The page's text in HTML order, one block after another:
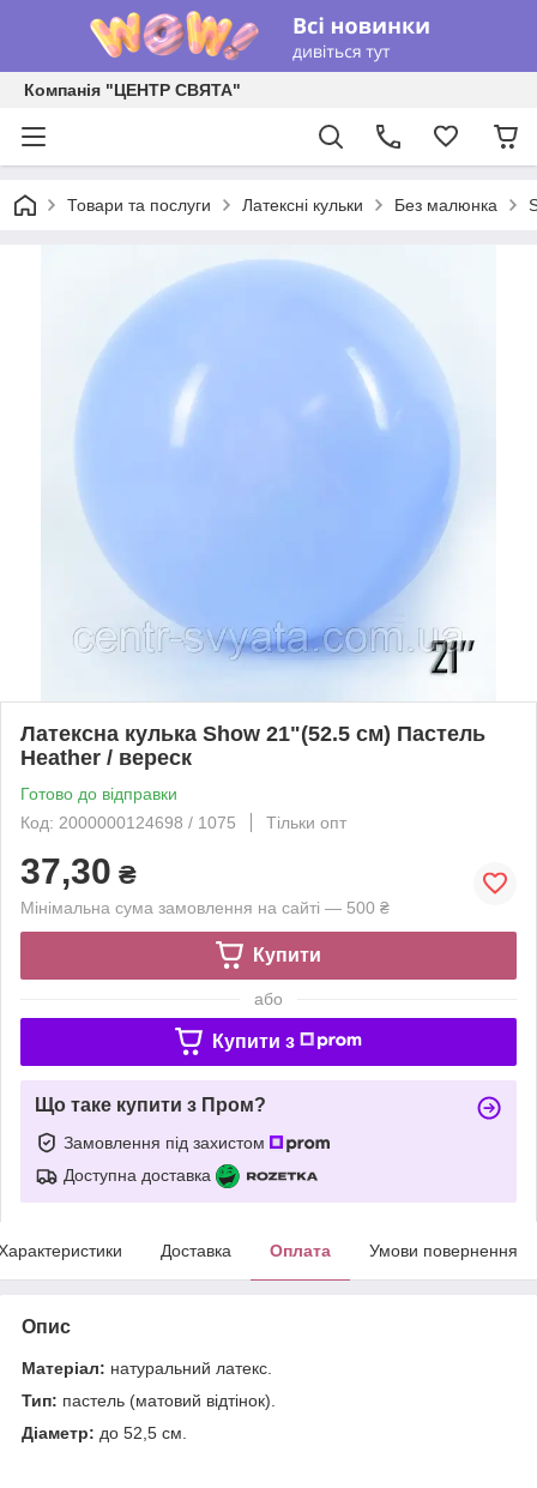
Компанія "ЦЕНТР СВЯТА"
Товари та послуги Латексні кульки Без малюнка
Латексна кулька Show 21"(52.5 см) Пастель
Heather / вереск
Готово до відправки
Код: 2000000124698 / 1075
Тільки опт
37,30 ₴
Мінімальна сума замовлення на сайті — 500 ₴
Купити
або
Купити з
Що таке купити з Пром?
Замовлення під захистом
Доступна доставка
Доставка Оплата Умови повернення
Опис
Матеріал: натуральний латекс.
Тип: пастель (матовий відтінок).
Діаметр: до 52,5 см.